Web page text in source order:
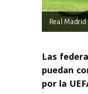
Real Madrid
Las
puedan
por la